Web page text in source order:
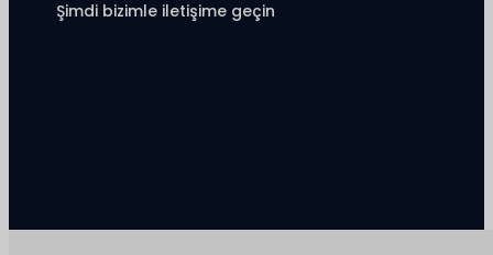
Şimdi bizimle iletişime geçin